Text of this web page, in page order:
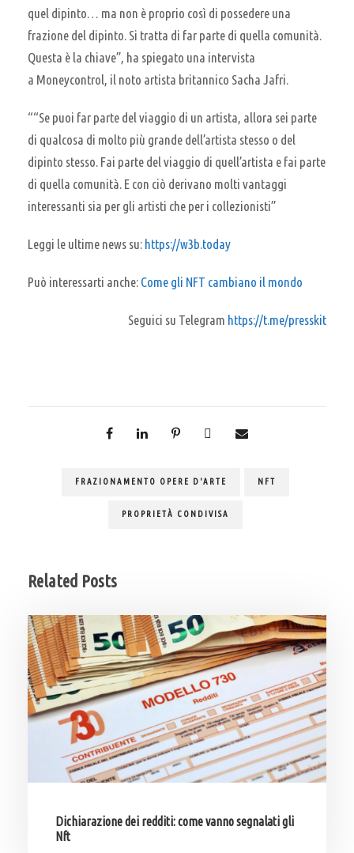
quel dipinto… ma non è proprio così di possedere una
frazione del dipinto. Si tratta di far parte di quella comunità.
Questa è la chiave”, ha spiegato una intervista
a Moneycontrol, il noto artista britannico Sacha Jafri.
““Se puoi far parte del viaggio di un artista, allora sei parte
di qualcosa di molto più grande dell’artista stesso o del
dipinto stesso. Fai parte del viaggio di quell’artista e fai parte
di quella comunità. E con ciò derivano molti vantaggi
interessanti sia per gli artisti che per i collezionisti”
Leggi le ultime news su: https://w3b.today
Può interessarti anche: Come gli NFT cambiano il mondo
Seguici su Telegram https://t.me/presskit
FRAZIONAMENTO OPERE D'ARTE NFT
PROPRIETÀ CONDIVISA
Related Posts
Dichiarazione dei redditi: come vanno segnalati gli
Nft